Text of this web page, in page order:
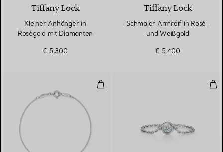
Tiffany Lock
Kleiner Anhänger in
Roségold mit Diamanten
€ 5.300
Tiffany Lock
Schmaler Armreif in Rosé-
und Weißgold
€ 5.400
Diamonds by the Yard®